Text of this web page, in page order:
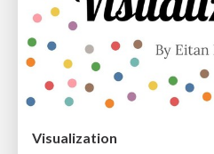
Visualization